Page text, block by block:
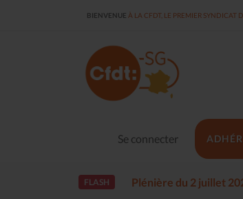
BIENVENUE À LA CFDT, LE PREMIER SYNDICAT
Se connecter
FLASH Plénière du 2 juillet